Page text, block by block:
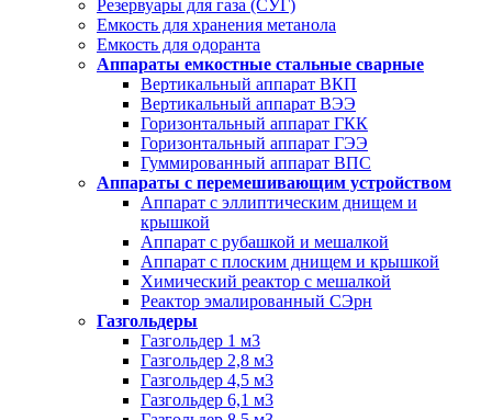
Резервуары для газа (СУГ)
Емкость для хранения метанола
Емкость для одоранта
Аппараты емкостные стальные сварные
Вертикальный аппарат ВКП
Вертикальный аппарат ВЭЭ
Горизонтальный аппарат ГКК
Горизонтальный аппарат ГЭЭ
Гуммированный аппарат ВПС
Аппараты с перемешивающим устройством
Аппарат с эллиптическим днищем и
крышкой
Аппарат с рубашкой и мешалкой
Аппарат с плоским днищем и крышкой
Химический реактор с мешалкой
Реактор эмалированный СЭрн
Газгольдеры
Газгольдер 1 м3
Газгольдер 2,8 м3
Газгольдер 4,5 м3
Газгольдер 6,1 м3